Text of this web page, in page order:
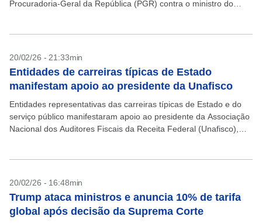
Procuradoria-Geral da República (PGR) contra o ministro do
20/02/26 - 21:33min
Entidades de carreiras típicas de Estado
manifestam apoio ao presidente da Unafisco
Entidades representativas das carreiras típicas de Estado e do
serviço público manifestaram apoio ao presidente da Associação
Nacional dos Auditores Fiscais da Receita Federal (Unafisco),
20/02/26 - 16:48min
Trump ataca ministros e anuncia 10% de tarifa
global após decisão da Suprema Corte